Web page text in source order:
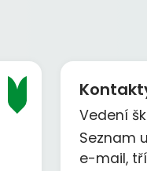
Vedení
Seznam
e-mail,